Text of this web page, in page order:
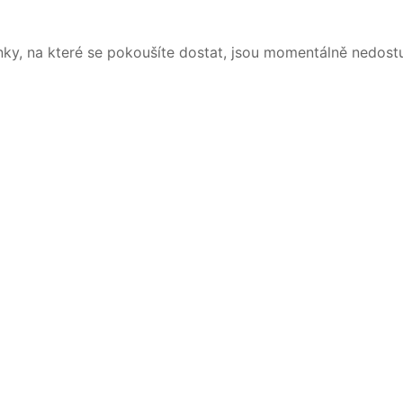
na které se pokoušíte dostat, jsou momentálně